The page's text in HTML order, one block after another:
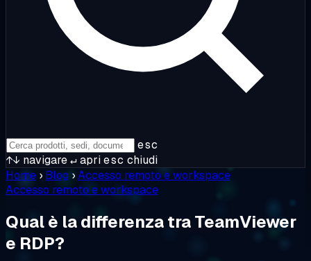
esc
↑↓ navigare↵apriesc chiudi
Home › Blog ›Accesso remoto e workspace
Accesso remoto e workspace
Qual è la differenza tra TeamViewer
e RDP?